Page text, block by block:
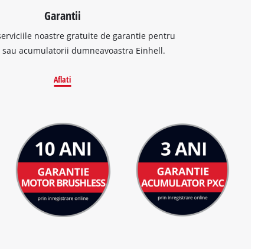
Garantii
noastre gratuite de garantie pentru
acumulatorii dumneavoastra Einhell.
Aflati